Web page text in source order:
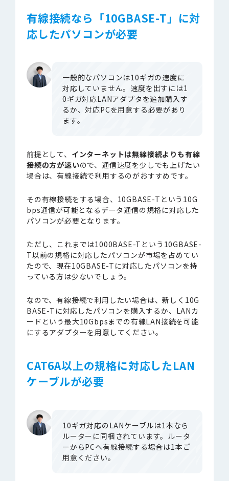
有線接続なら「10GBASE-T」に対
応したパソコンが必要
一般的なパソコンは10ギガの速度に
対応していません。速度を出すには1
0ギガ対応LANアダプタを追加購入す
るか、対応PCを用意する必要があり
ます。
前提として、 インターネットは無線接続よりも有線
接続の方が速いので、通信速度を少しでも上げたい
場合は、有線接続で利用するのがおすすめです。
その有線接続をする場合、10GBASE-Tという10G
bps通信が可能となるデータ通信の規格に対応した
パソコンが必要となります。
ただし、これまでは1000BASE-Tという10GBASE-
T以前の規格に対応したパソコンが市場を占めてい
たので、現在10GBASE-Tに対応したパソコンを持
っている方は少ないでしょう。
なので、有線接続で利用したい場合は、新しく10G
BASE-Tに対応したパソコンを購入するか、LANカ
ードという最大10Gbpsまでの有線LAN接続を可能
にするアダプターを用意してください。
CAT6A以上の規格に対応したLAN
ケーブルが必要
10ギガ対応のLANケーブルは1本なら
ルーターに同梱されています。ルータ
ーからPCへ有線接続する場合は1本ご
用意ください。